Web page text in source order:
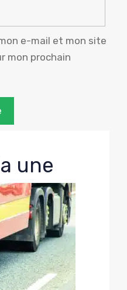
e-mail et mon site
mon prochain
une